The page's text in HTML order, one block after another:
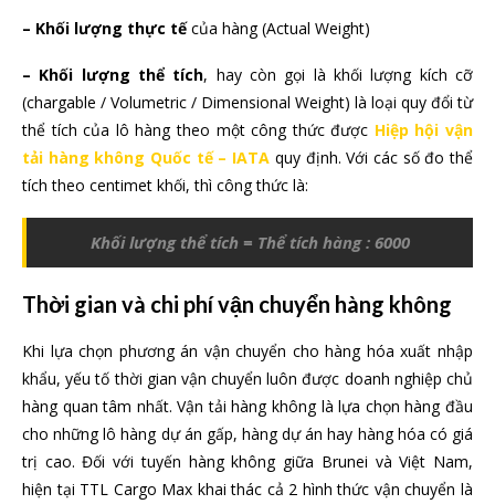
– Khối lượng thực tếcủa hàng (Actual Weight)
– Khối lượng thể tích, hay còn gọi là khối lượng kích cỡ
(chargable / Volumetric / Dimensional Weight) là loại quy đổi từ
thể tích của lô hàng theo một công thức được Hiệp hội vận
tải hàng không Quốc tế – IATA quy định. Với các số đo thể
tích theo centimet khối, thì công thức là:
Khối lượng thể tích = Thể tích hàng : 6000
Thời gian và chi phí vận chuyển hàng không
Khi lựa chọn phương án vận chuyển cho hàng hóa xuất nhập
khẩu, yếu tố thời gian vận chuyển luôn được doanh nghiệp chủ
hàng quan tâm nhất. Vận tải hàng không là lựa chọn hàng đầu
cho những lô hàng dự án gấp, hàng dự án hay hàng hóa có giá
trị cao. Đối với tuyến hàng không giữa Brunei và Việt Nam,
hiện tại TTL Cargo Max khai thác cả 2 hình thức vận chuyển là